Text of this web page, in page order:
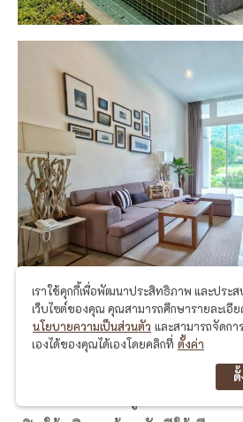
ที่พักพูลวิลล่านครนายก สวย ราย
บรรยากาศป่าเขา เหมาะกับกา
เราใช้คุกกี้เพื่อพัฒนาประสิทธิภาพ และประ
เว็บไซต์ของคุณ คุณสามารถศึกษารายละเอีย
นโยบายความเป็นส่วนตัว และสามารถจัดกา
เองได้ของคุณได้เองโดยคลิกที่ ตั้งค่า